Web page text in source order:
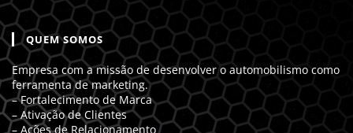
QUEM SOMOS
Empresa com a missão de desenvolver o automobilismo como
ferramenta de marketing.
– Fortalecimento de Marca
– Ativação de Clientes
– Ações de Relacionamento